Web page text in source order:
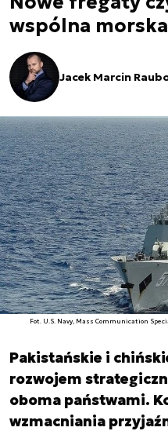
wspólna
Jacek Marcin
Fot. U.S. Navy, Mass Communication
Pakistańskie i
rozwojem
oboma państwami.
wzmacniania